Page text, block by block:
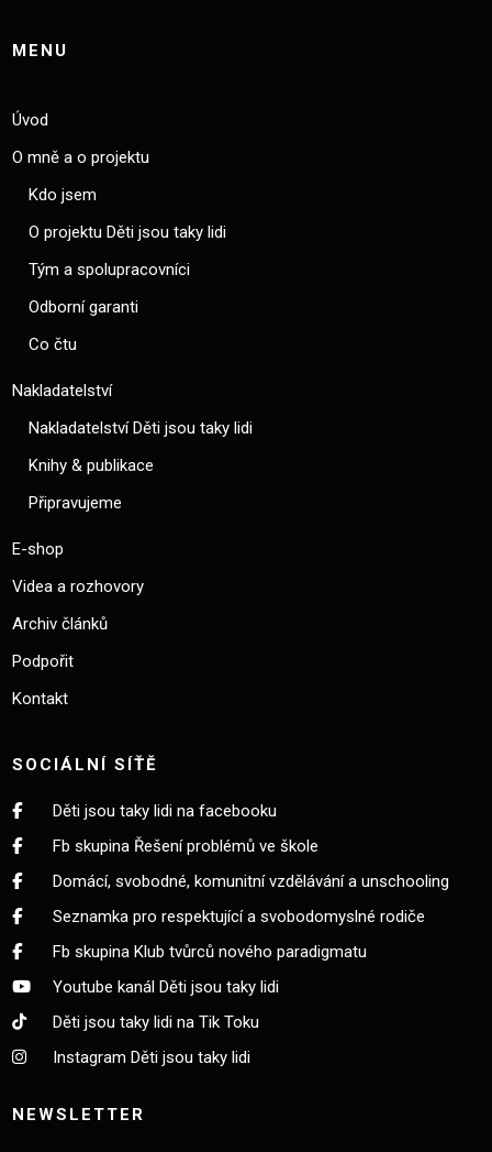
MENU
Úvod
O mně a o projektu
Kdo jsem
O projektu Děti jsou taky lidi
Tým a spolupracovníci
Odborní garanti
Co čtu
Nakladatelství
Nakladatelství Děti jsou taky lidi
Knihy & publikace
Připravujeme
E-shop
Videa a rozhovory
Archiv článků
Podpořit
Kontakt
SOCIÁLNÍ SÍŤĚ
Děti jsou taky lidi na facebooku
Fb skupina Řešení problémů ve škole
Domácí, svobodné, komunitní vzdělávání a unschooling
Seznamka pro respektující a svobodomyslné rodiče
Fb skupina Klub tvůrců nového paradigmatu
Youtube kanál Děti jsou taky lidi
Děti jsou taky lidi na Tik Toku
Instagram Děti jsou taky lidi
NEWSLETTER